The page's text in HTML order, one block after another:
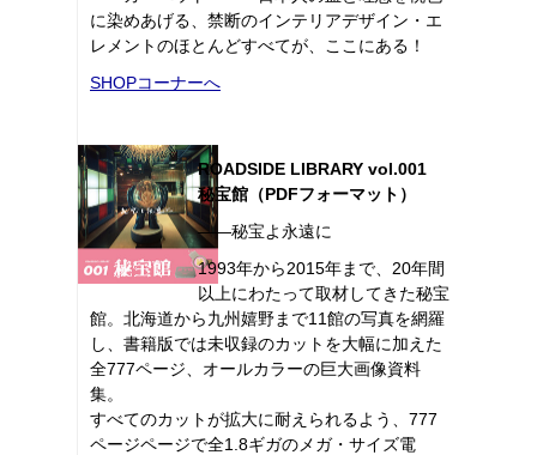
に染めあげる、禁断のインテリアデザイン・エ
レメントのほとんどすべてが、ここにある！
SHOPコーナーへ
ROADSIDE LIBRARY vol.001
秘宝館（PDFフォーマット）
――秘宝よ永遠に
1993年から2015年まで、20年間
以上にわたって取材してきた秘宝
館。北海道から九州嬉野まで11館の写真を網羅
し、書籍版では未収録のカットを大幅に加えた
全777ページ、オールカラーの巨大画像資料
集。
すべてのカットが拡大に耐えられるよう、777
ページページで全1.8ギガのメガ・サイズ電